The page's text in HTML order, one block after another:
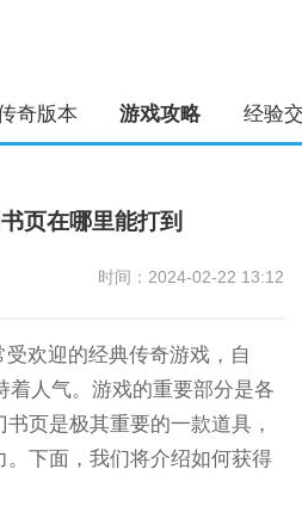
奇版本 游戏攻略 经验
页在哪里能打到
时间：2024-02-22 13:12
欢迎的经典传奇游戏，自
着人气。游戏的重要部分是各
页是极其重要的一款道具，
下面，我们将介绍如何获得